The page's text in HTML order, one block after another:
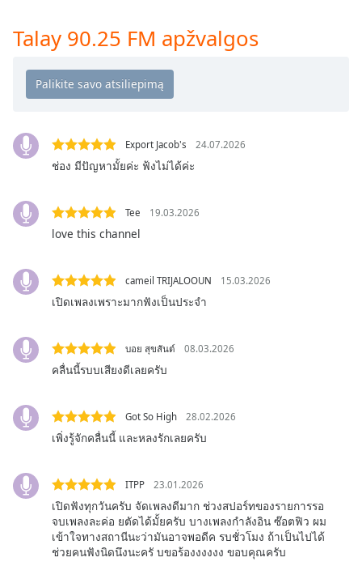
Rate
Chapters
Descriptions
descriptions
off
selected
Subtitles
subtitles
subtitles
settings
subtitles
off
selected
Audio
Track
Fullscreen
Talay 90.25 FM apžvalgos
Export Jacob's 24.07.2026
ช่อง มีปัญหามั้ยค่ะ ฟ้งไม่ได้ค่ะ
Tee 19.03.2026
love this channel
cameil TRIJALOOUN 15.03.2026
เปิดเพลงเพราะมากฟังเป็นประจำ
บอย สุขสันต์ 08.03.2026
คลื่นนี้รบบเสียงดีเลยครับ
Got So High 28.02.2026
เพิ่งรู้จักคลื่นนี้ และหลงรักเลยครับ
ITPP 23.01.2026
เปิดฟังทุกวันครับ จัดเพลงดีมาก ช่วงสปอร์ทของรายการรอ
จบเพลงละค่อ ยตัดได้มั้ยครับ บางเพลงกำลังอิน ซ๊อตฟิว ผม
เข้าใจทางสถานีนะว่ามันอาจพอดีค รบชั่วโมง ถ้าเป็นไปได้
ช่วยคนฟังนิดนึงนะครั บขอร้องงงงงง ขอบคุณครับ